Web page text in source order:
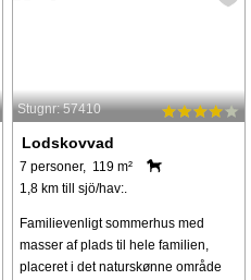
Stugnr: 57410
Lodskovvad
7 personer, 119 m²
1,8 km till sjö/hav:.
Familievenligt sommerhus med
masser af plads til hele familien,
placeret i det naturskønne område